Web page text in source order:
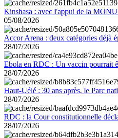
Kinshasa : avec l'appui de la
05/08/2026
Accor Arena : deux catégories déjà
28/07/2026
Ebola en RDC : Un vaccin pourrait
28/07/2026
Haut-Uélé : 30 ans après, le Parc
28/07/2026
RDC : la Cour constitutionnelle
28/07/2026